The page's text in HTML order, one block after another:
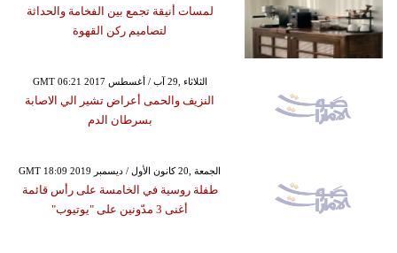
لمسات أنيقة تجمع بين الفخامة والحداثة
لتصاميم ركن القهوة
GMT 06:21 2017 الثلاثاء ,29 آب / أغسطس
النزيف والحمى أعراض تشير الي الاصابة
بسرطان الدم
GMT 18:09 2019 الجمعة ,20 كانون الأول / ديسمبر
طفلة روسية في الخامسة على رأس قائمة
أغنى 3 مدّونين على "يوتيوب"